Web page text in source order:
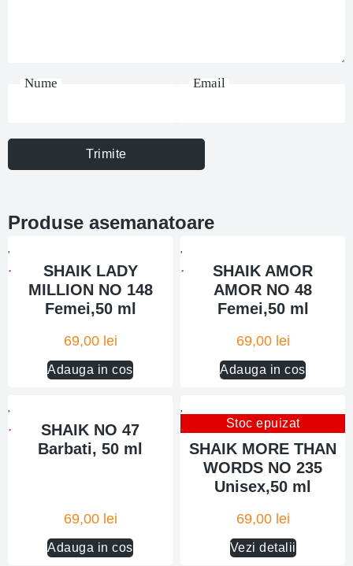
Nume Email
Trimite
Produse asemanatoare
SHAIK LADY
MILLION NO 148
Femei,50 ml
69,00 lei
Adauga in cos
SHAIK AMOR
AMOR NO 48
Femei,50 ml
69,00 lei
Adauga in cos
SHAIK NO 47
Barbati, 50 ml
69,00 lei
Adauga in cos
Stoc epuizat
SHAIK MORE THAN
WORDS NO 235
Unisex,50 ml
69,00 lei
Vezi detalii